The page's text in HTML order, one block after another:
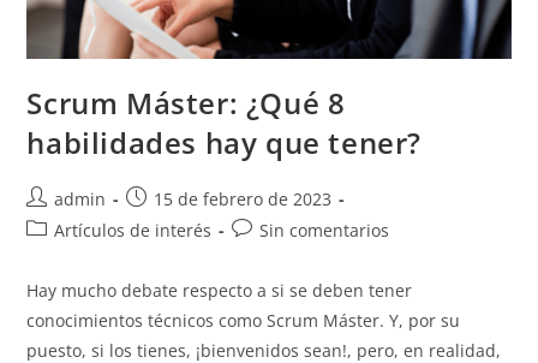
Scrum Máster: ¿Qué 8
habilidades hay que tener?
admin
15 de febrero de 2023
Artículos de interés
Sin comentarios
Hay mucho debate respecto a si se deben tener
conocimientos técnicos como Scrum Máster. Y, por su
puesto, si los tienes, ¡bienvenidos sean!, pero, en realidad,